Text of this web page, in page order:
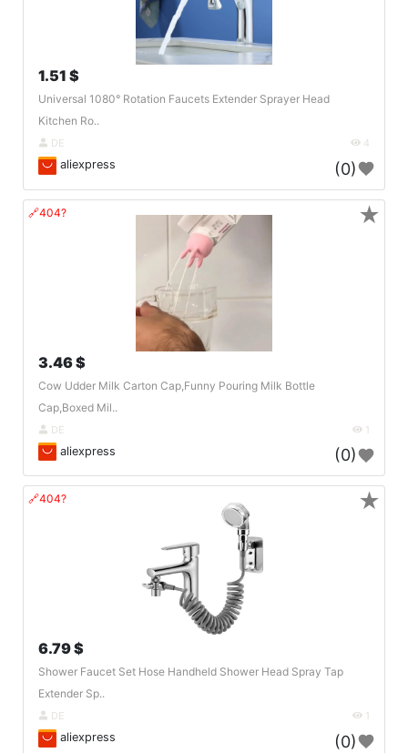
1.51 $
Universal 1080° Rotation Faucets Extender Sprayer Head
Kitchen Ro..
DE 4
aliexpress (0)
🔗404?
3.46 $
Cow Udder Milk Carton Cap,Funny Pouring Milk Bottle
Cap,Boxed Mil..
DE 1
aliexpress (0)
★
🔗404?
6.79 $
Shower Faucet Set Hose Handheld Shower Head Spray Tap
Extender Sp..
DE 1
aliexpress (0)
★